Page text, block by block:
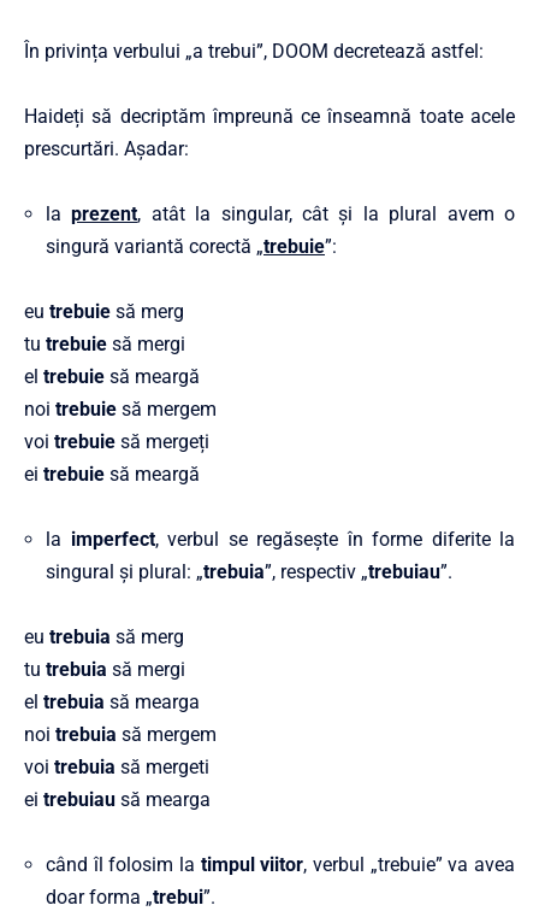
În privința verbului „a trebui”, DOOM decretează astfel:
Haideți să decriptăm împreună ce înseamnă toate acele
prescurtări. Așadar:
laprezent, atât la singular, cât și la plural avem o
singură variantă corectă „trebuie”:
eu trebuie să merg
tu trebuie să mergi
el trebuie să meargă
noi trebuie să mergem
voi trebuie să mergeți
ei trebuie să meargă
la imperfect, verbul se regăsește în forme diferite la
singural și plural: „trebuia”, respectiv „trebuiau”.
eu trebuia să merg
tu trebuia să mergi
el trebuia să mearga
noi trebuia să mergem
voi trebuia să mergeti
ei trebuiau să mearga
când îl folosim la timpul viitor, verbul „trebuie” va avea
doar forma „trebui”.